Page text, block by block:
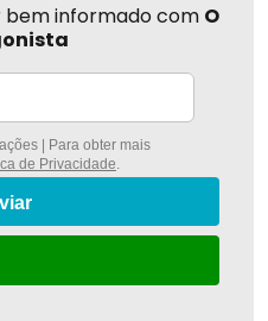
bem informado com O
| Para obter mais
de Privacidade